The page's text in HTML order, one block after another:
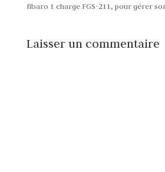
fibaro 1 charge FGS-211, pour gérer
Laisser un commentaire